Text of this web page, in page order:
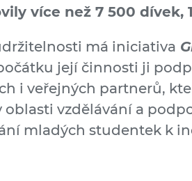
více než 7 500 dívek,
má iniciativa
její činnosti ji
i veřejných partnerů,
oblasti vzdělávání a
mladých studentek k